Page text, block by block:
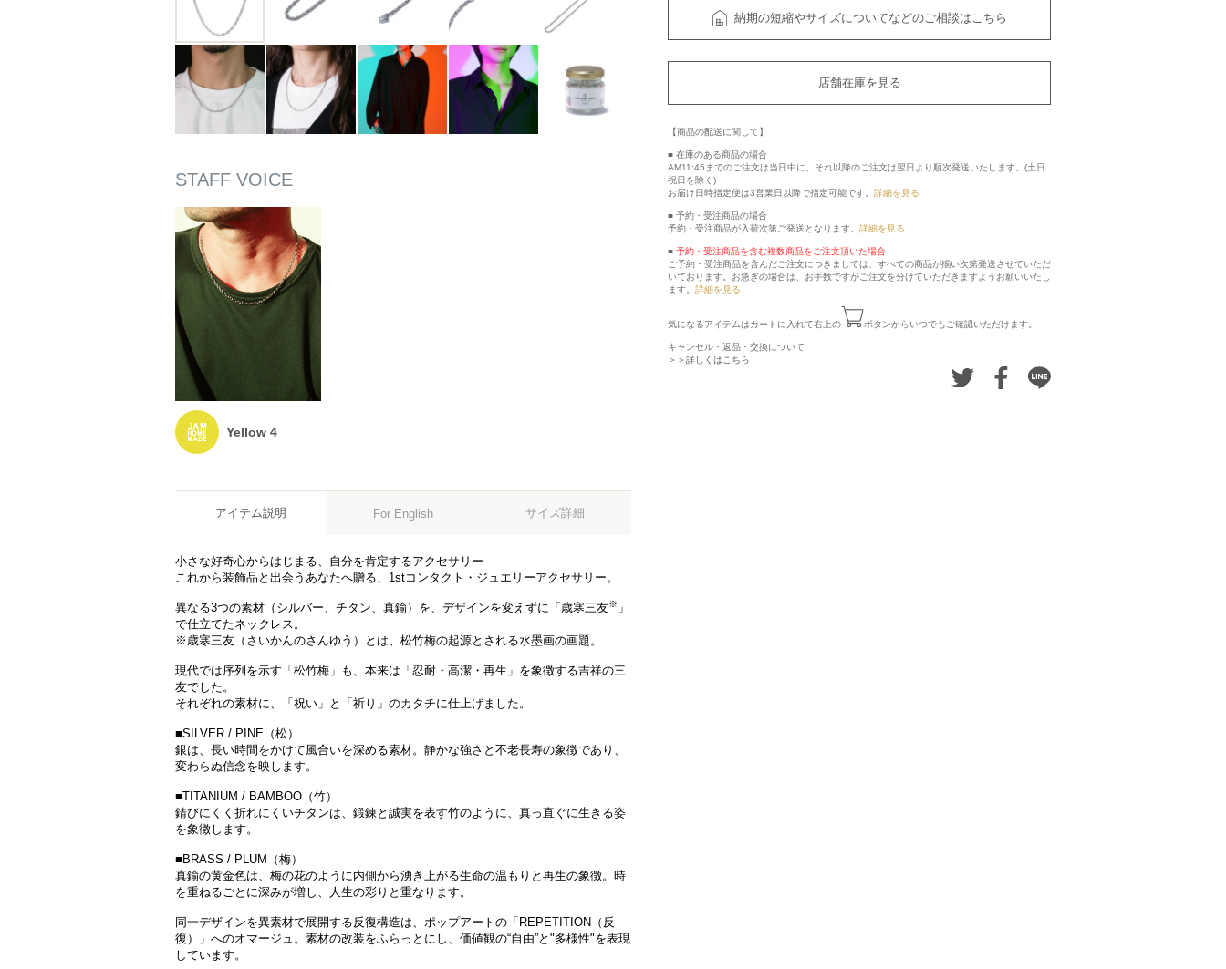
Yellow 4
アイテム説明 For English サイズ詳細
小さな好奇心からはじまる、自分を肯定するアクセサリー
これから装飾品と出会うあなたへ贈る、1stコンタクト・ジュエリーアクセサリー。
異なる3つの素材（シルバー、チタン、真鍮）を、デザインを変えずに「歳寒三友※ 」
で仕立てたネックレス。
※歳寒三友（さいかんのさんゆう）とは、松竹梅の起源とされる水墨画の画題。
現代では序列を示す「松竹梅」も、本来は「忍耐・高潔・再生」を象徴する吉祥の三
友でした。
それぞれの素材に、「祝い」と「祈り」のカタチに仕上げました。
■SILVER / PINE（松）
銀は、長い時間をかけて風合いを深める素材。静かな強さと不老長寿の象徴であり、
変わらぬ信念を映します。
■TITANIUM / BAMBOO（竹）
錆びにくく折れにくいチタンは、鍛錬と誠実を表す竹のように、真っ直ぐに生きる姿
を象徴します。
■BRASS / PLUM（梅）
真鍮の黄金色は、梅の花のように内側から湧き上がる生命の温もりと再生の象徴。時
を重ねるごとに深みが増し、人生の彩りと重なります。
同一デザインを異素材で展開する反復構造は、ポップアートの「REPETITION（反
復）」へのオマージュ。素材の改装をふらっとにし、価値観の“自由”と"多様性"を表現
しています。
納期の短縮やサイズについてなどのご相談はこちら
店舗在庫を見る
【商品の配送に関して】
■ 在庫のある商品の場合
AM11:45までのご注文は当日中に、それ以降のご注文は翌日より順次発送いたします。(土日
祝日を除く)
お届け日時指定便は3営業日以降で指定可能です。 詳細を見る
■ 予約・受注商品の場合
予約・受注商品が入荷次第ご発送となります。 詳細を見る
■ 予約・受注商品を含む複数商品をご注文頂いた場合
ご予約・受注商品を含んだご注文につきましては、すべての商品が揃い次第発送させていただ
いております。お急ぎの場合は、お手数ですがご注文を分けていただきますようお願いいたし
ます。 詳細を見る
気になるアイテムはカートに入れて右上の ボタンからいつでもご確認いただけます。
キャンセル・返品・交換について
＞＞詳しくはこちら